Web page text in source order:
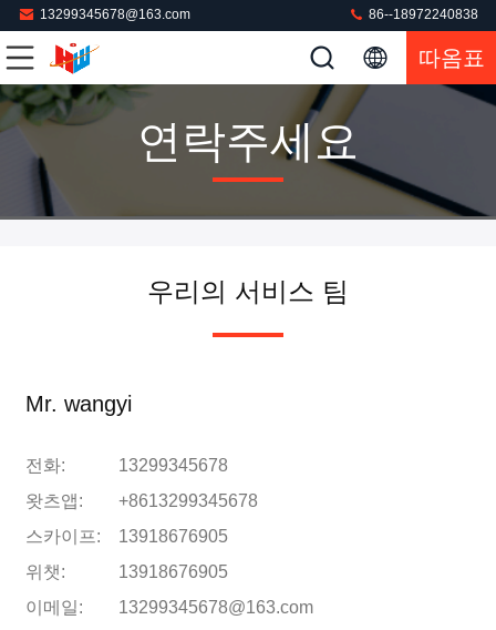
13299345678@163.com 86--18972240838
따옴표
연락주세요
우리의 서비스 팀
Mr. wangyi
전화:
13299345678
왓츠앱:
+8613299345678
스카이프:
13918676905
위챗:
13918676905
이메일:
13299345678@163.com